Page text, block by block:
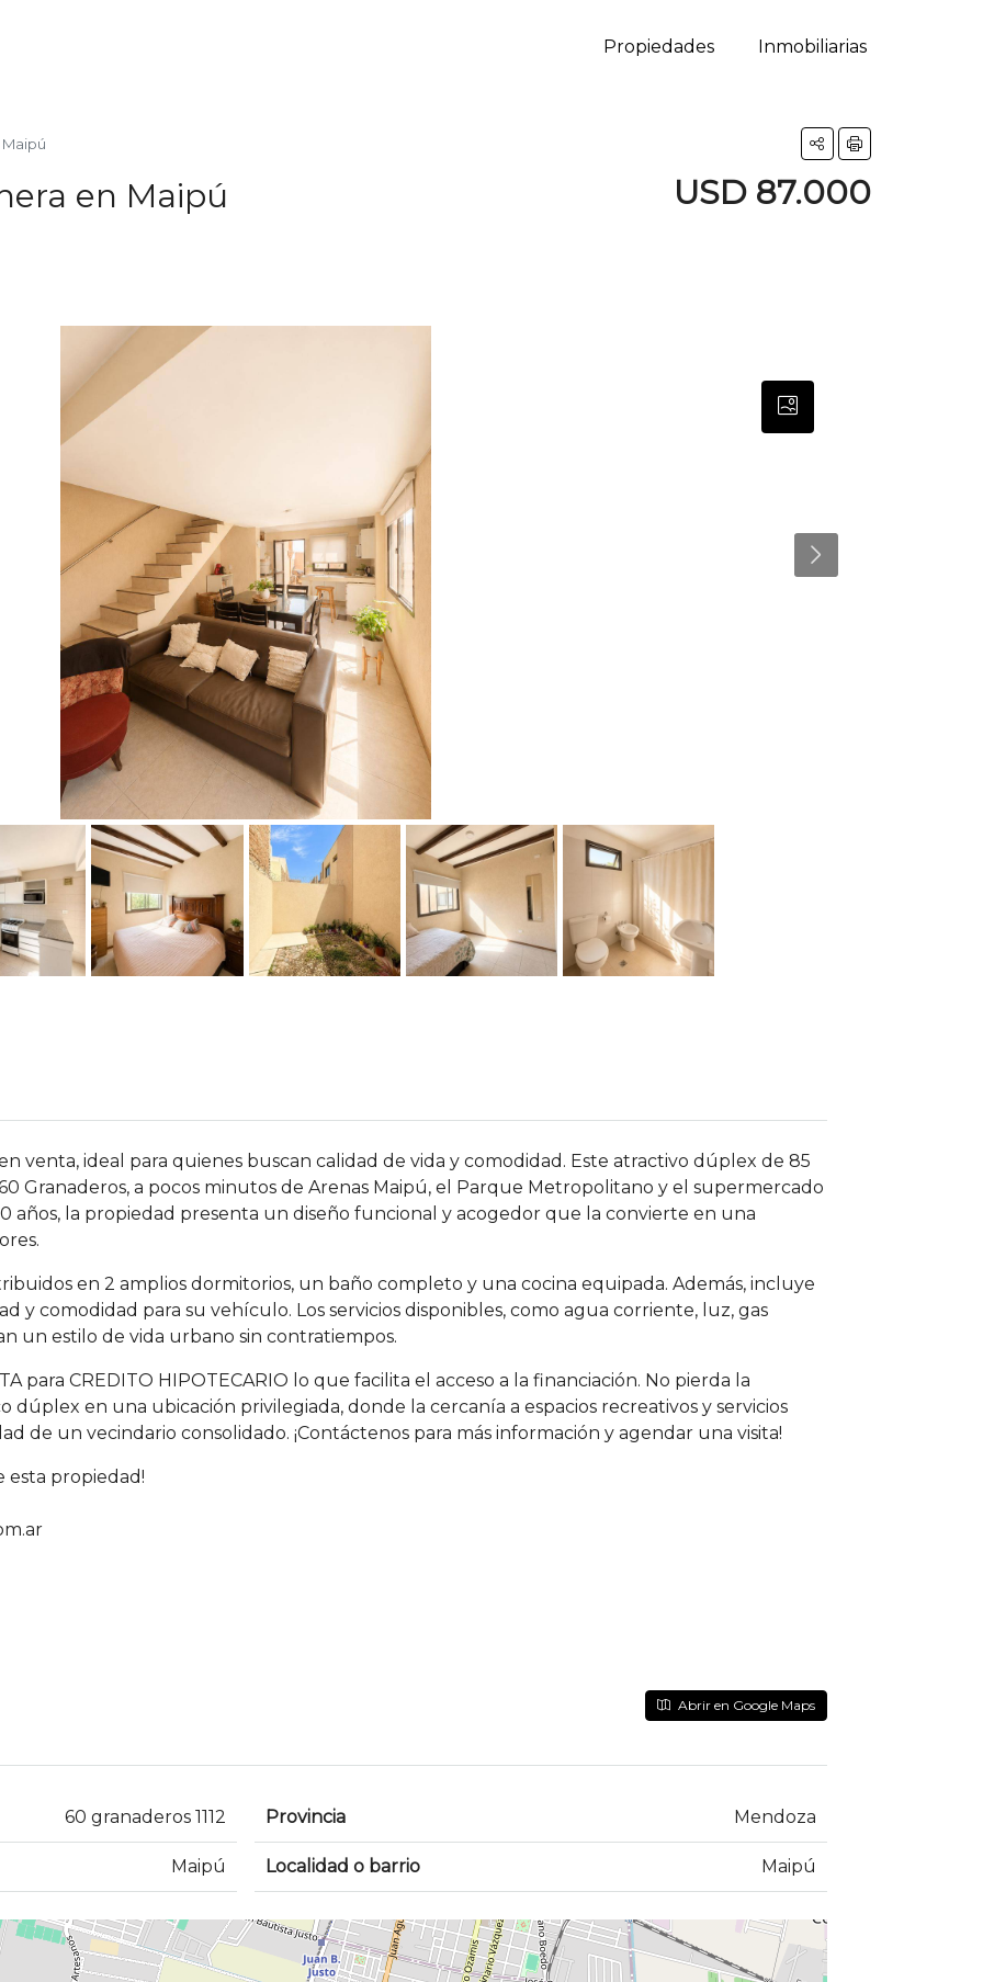
Propiedades Inmobiliarias
en Maipú USD 87.000
venta, ideal para quienes buscan calidad de vida y comodidad. Este atractivo dúplex de 85
Granaderos, a pocos minutos de Arenas Maipú, el Parque Metropolitano y el supermercado
años, la propiedad presenta un diseño funcional y acogedor que la convierte en una
en 2 amplios dormitorios, un baño completo y una cocina equipada. Además, incluye
y comodidad para su vehículo. Los servicios disponibles, como agua corriente, luz, gas
un estilo de vida urbano sin contratiempos.
para CREDITO HIPOTECARIO lo que facilita el acceso a la financiación. No pierda la
en una ubicación privilegiada, donde la cercanía a espacios recreativos y servicios
de un vecindario consolidado. ¡Contáctenos para más información y agendar una visita!
esta propiedad!
Abrir en Google Maps
60 granaderos 1112
Maipú
Provincia Mendoza
Localidad o barrio Maipú